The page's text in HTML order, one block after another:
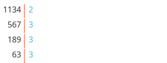
1134
2
567
3
189
3
63
3